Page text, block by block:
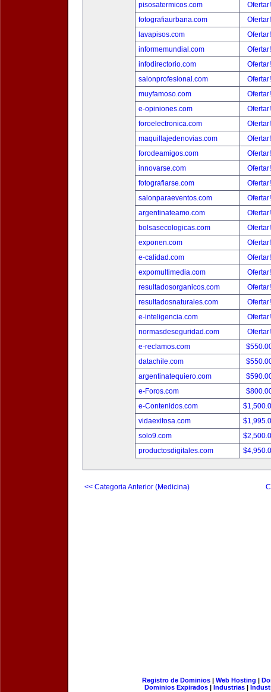
pisosatermicos.com
Ofertar!
fotografiaurbana.com
Ofertar!
lavapisos.com
Ofertar!
informemundial.com
Ofertar!
infodirectorio.com
Ofertar!
salonprofesional.com
Ofertar!
muyfamoso.com
Ofertar!
e-opiniones.com
Ofertar!
foroelectronica.com
Ofertar!
maquillajedenovias.com
Ofertar!
forodeamigos.com
Ofertar!
innovarse.com
Ofertar!
fotografiarse.com
Ofertar!
salonparaeventos.com
Ofertar!
argentinateamo.com
Ofertar!
bolsasecologicas.com
Ofertar!
exponen.com
Ofertar!
e-calidad.com
Ofertar!
expomultimedia.com
Ofertar!
resultadosorganicos.com
Ofertar!
resultadosnaturales.com
Ofertar!
e-inteligencia.com
Ofertar!
normasdeseguridad.com
Ofertar!
e-reclamos.com
datachile.com
argentinatequiero.com
e-Foros.com
e-Contenidos.com
vidaexitosa.com
solo9.com
productosdigitales.com
<< Categoria Anterior (Medicina)
Registro de Dominios| Web Hosting |
Dominios Expirados | Industrias |